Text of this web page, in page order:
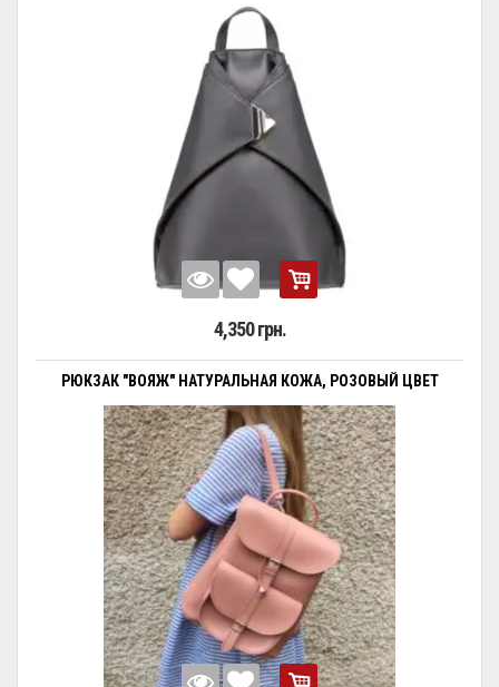
4,350 грн.
РЮКЗАК "ВОЯЖ" НАТУРАЛЬНАЯ КОЖА, РОЗОВЫЙ ЦВЕТ